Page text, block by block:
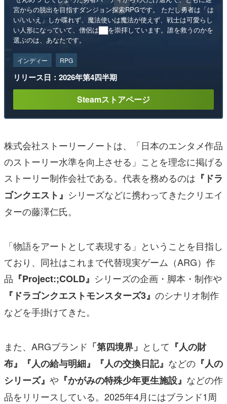
宮からの脱出を目指すダンジョン探索RPGです。 ただし勇者は「は
い/いいえ」しか喋れず、魔法使いは魔法が使えず、戦士は可愛らし
い人形になっていて、僧侶は██を崇拝しています。誰を救うのかを
選ぶのは、あなたです。
インディー RPG
リリース日：2026年第4四半期
Steamストアページ
株式会社ストーリーノートは、「日本のエンタメ作品
のストーリー水準を向上させる」ことを理念に掲げる
ストーリー制作会社である。代表を務めるのは 『ドラ
ゴンクエスト』 シリーズなどに携わってきたクリエイ
ターの藤澤仁氏。
「物語をアートとして表現する」ということを目指し
ており、同社はこれまで代替現実ゲーム（ARG）作
品 『Project:;COLD』 シリーズの企画・脚本・制作や
『ドラゴンクエストモンスターズ3』 のシナリオ制作
などを手掛けてきた。
また、ARGブランド 「第四境界」 として 『人の財
布』『人の給与明細』『人の交換日記』 などの 『人の
シリーズ』 や 『かがみの特殊少年更生施設』 などの作
品をリリースしている。2025年4月にはブランド1周